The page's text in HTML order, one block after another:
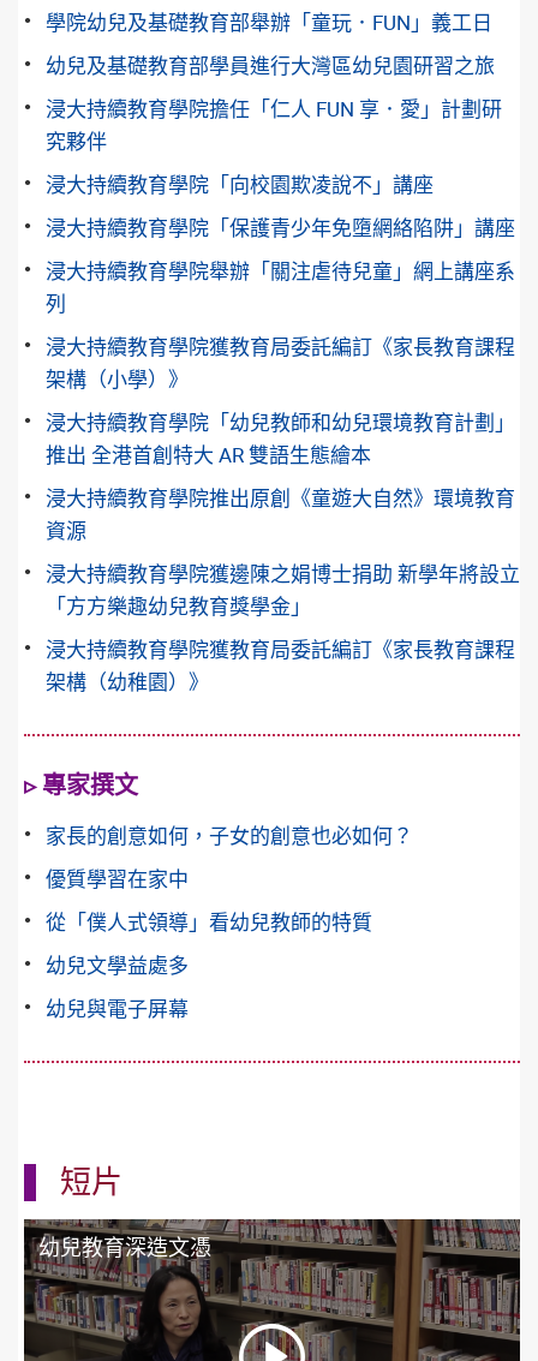
學院幼兒及基礎教育部舉辦「童玩．FUN」義工日
幼兒及基礎教育部學員進行大灣區幼兒園研習之旅
浸大持續教育學院擔任「仁人 FUN 享．愛」計劃研
究夥伴
浸大持續教育學院「向校園欺凌說不」講座
浸大持續教育學院「保護青少年免墮網絡陷阱」講座
浸大持續教育學院舉辦「關注虐待兒童」網上講座系
列
浸大持續教育學院獲教育局委託編訂《家長教育課程
架構（小學）》
浸大持續教育學院「幼兒教師和幼兒環境教育計劃」
推出 全港首創特大 AR 雙語生態繪本
浸大持續教育學院推出原創《童遊大自然》環境教育
資源
浸大持續教育學院獲邊陳之娟博士捐助 新學年將設立
「方方樂趣幼兒教育獎學金」
浸大持續教育學院獲教育局委託編訂《家長教育課程
架構（幼稚園）》
▹ 專家撰文
家長的創意如何，子女的創意也必如何？
優質學習在家中
從「僕人式領導」看幼兒教師的特質
幼兒文學益處多
幼兒與電子屏幕
短片
幼兒教育深造文憑